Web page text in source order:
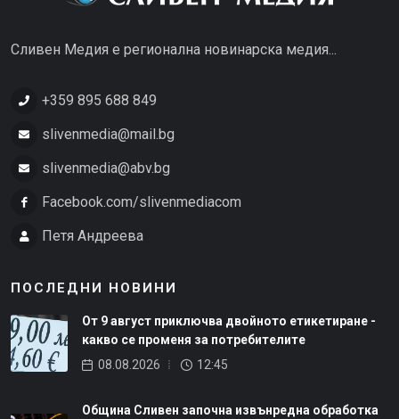
Сливен Медия е регионална новинарска медия...
+359 895 688 849
slivenmedia@mail.bg
slivenmedia@abv.bg
Facebook.com/slivenmediacom
Петя Андреева
ПОСЛЕДНИ НОВИНИ
От 9 август приключва двойното етикетиране -
какво се променя за потребителите
08.08.2026
12:45
Община Сливен започна извънредна обработка